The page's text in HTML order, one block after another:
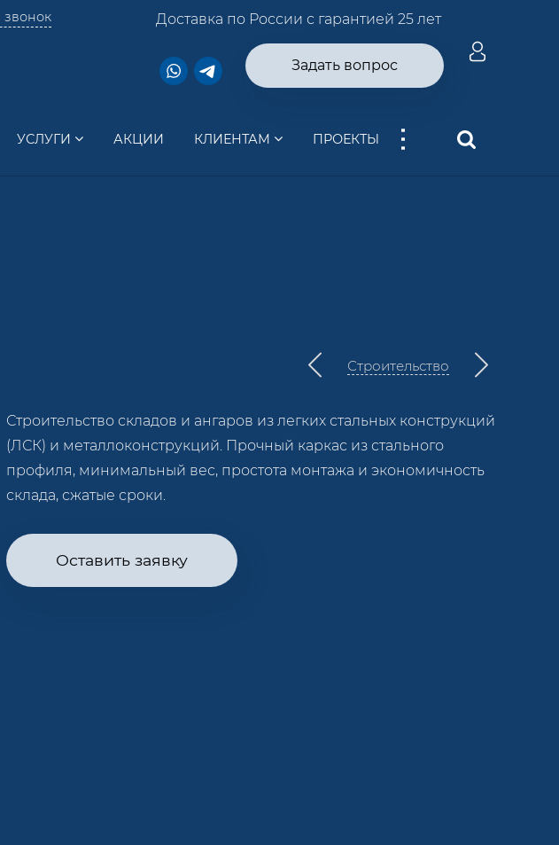
Доставка по России с гарантией 25 лет
Задать вопрос
УСЛУГИ АКЦИИ КЛИЕНТАМ ПРОЕКТЫ ...
Строительство
Строительство складов и ангаров из легких стальных конструкций
(ЛСК) и металлоконструкций. Прочный каркас из стального
профиля, минимальный вес, простота монтажа и экономичность
склада, сжатые сроки.
Оставить заявку